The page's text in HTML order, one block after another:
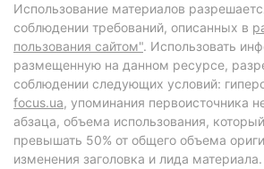
Использование материалов
соблюдении требований, описанных в
пользования сайтом". Использовать
размещенную на данном ресурсе,
соблюдении следующих условий:
focus.ua, упоминания первоисточника
абзаца, объема использования,
превышать 50% от общего объема
изменения заголовка и лида